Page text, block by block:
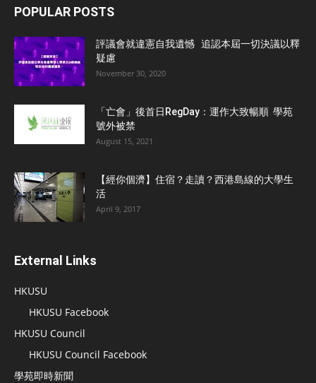
POPULAR POSTS
評議會就違憲自我遺憾 追認本屆一切決議以釋
疑慮
November 30, 2020
「亡會」後首日RegDay：運作大致暢順 學苑
號外被禁
August 15, 2021
【經你個濟】住宿？走讀？西港島線的大學生
活
April 9, 2017
External Links
HKUSU
HKUSU Facebook
HKUSU Council
HKUSU Council Facebook
學苑即時新聞